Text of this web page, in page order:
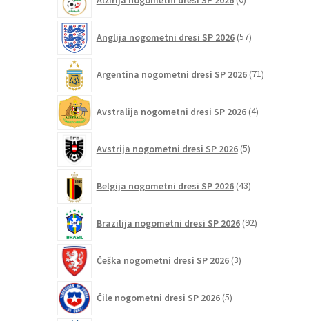
izdelka
izdelkov
Anglija nogometni dresi SP 2026 57izdelkov
Argentina nogometni dresi SP 2026 71izdelkov
Avstralija nogometni dresi SP 2026 4izdelki
Avstrija nogometni dresi SP 2026 5izdelkov
Belgija nogometni dresi SP 2026 43izdelkov
Brazilija nogometni dresi SP 2026 92izdelkov
Češka nogometni dresi SP 2026 3izdelki
Čile nogometni dresi SP 2026 5izdelkov